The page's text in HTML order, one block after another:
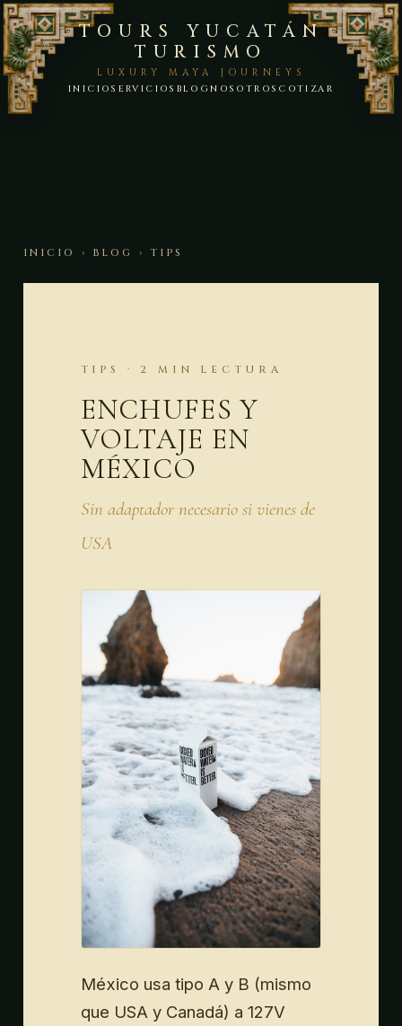
TOURS YUCATÁN
TURISMO
LUXURY MAYA JOURNEYS
INICIO SERVICIOS BLOGNOSOTROS COTIZAR
INICIO › BLOG › TIPS
TIPS · 2 MIN LECTURA
ENCHUFES Y
VOLTAJE EN
MÉXICO
Sin adaptador necesario si vienes de
USA
México usa tipo A y B (mismo
que USA y Canadá) a 127V